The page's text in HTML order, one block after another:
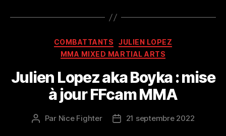
Catégories
COMBATTANTS
JULIEN LOPEZ
MMA MIXED MARTIAL ARTS
Julien Lopez aka Boyka : mise
à jour FFcam MMA
Auteur
Par Nice Fighter
Date21 septembre 2022